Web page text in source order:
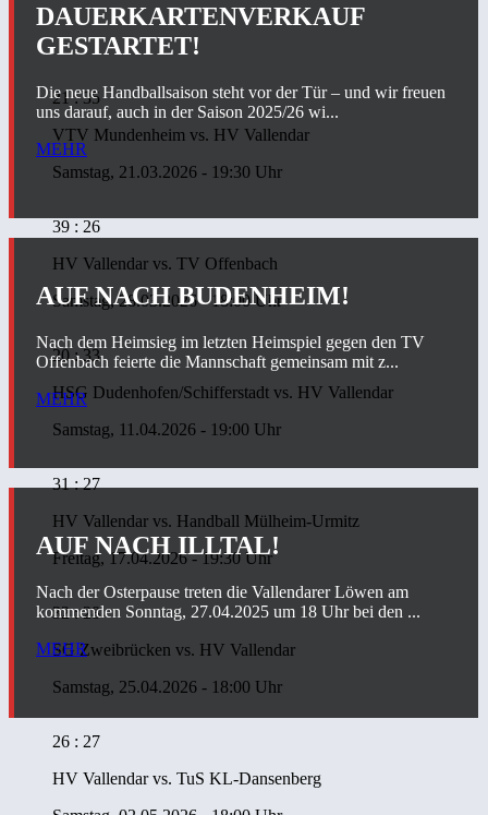
DAUERKARTENVERKAUF
GESTARTET!
Die neue Handballsaison steht vor der Tür – und wir freuen
uns darauf, auch in der Saison 2025/26 wi...
MEHR
AUF NACH BUDENHEIM!
Nach dem Heimsieg im letzten Heimspiel gegen den TV
Offenbach feierte die Mannschaft gemeinsam mit z...
MEHR
AUF NACH ILLTAL!
Nach der Osterpause treten die Vallendarer Löwen am
kommenden Sonntag, 27.04.2025 um 18 Uhr bei den ...
MEHR
21 : 35
VTV Mundenheim vs. HV Vallendar
Samstag, 21.03.2026 - 19:30 Uhr
39 : 26
HV Vallendar vs. TV Offenbach
Samstag, 28.03.2026 - 18:00 Uhr
20 : 33
HSG Dudenhofen/Schifferstadt vs. HV Vallendar
Samstag, 11.04.2026 - 19:00 Uhr
31 : 27
HV Vallendar vs. Handball Mülheim-Urmitz
Freitag, 17.04.2026 - 19:30 Uhr
32 : 28
SG Zweibrücken vs. HV Vallendar
Samstag, 25.04.2026 - 18:00 Uhr
26 : 27
HV Vallendarvs. TuS KL-Dansenberg